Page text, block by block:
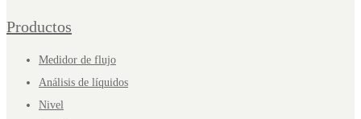
Productos
Medidor de flujo
Análisis de líquidos
Nivel